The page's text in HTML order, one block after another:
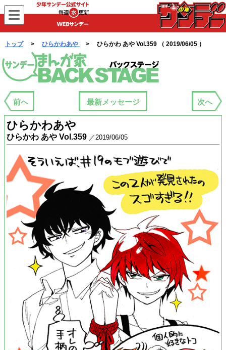
WEBサンデー
トップ> ひらかわあや > ひらかわ あや Vol.359 （ 2019/06/05 ）
まんが家バックステージ
前へ 最新メッセージ 次へ
ひらかわあや
ひらかわ あや Vol.359 ／2019/06/05